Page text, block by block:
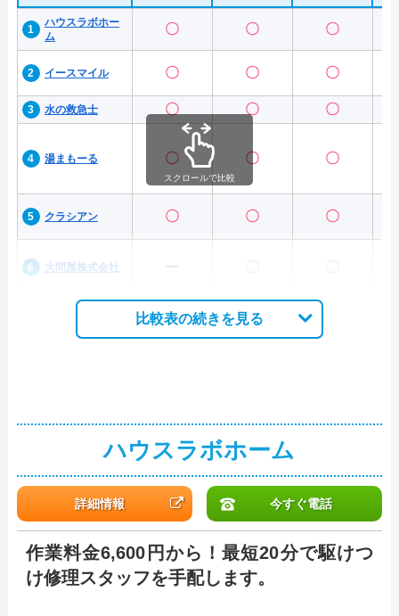
ハウスラボホー
ム
〇 〇 〇
イースマイル 〇 〇 〇
水の救急士 〇 〇 〇
湯まもーる 〇 〇 〇
クラシアン 〇 〇 〇
大問屋株式会社 ー 〇 〇
スクロールで比較
比較表の続きを見る
ハウスラボホーム
詳細情報 今すぐ電話
作業料金6,600円から！最短20分で駆けつ
け修理スタッフを手配します。